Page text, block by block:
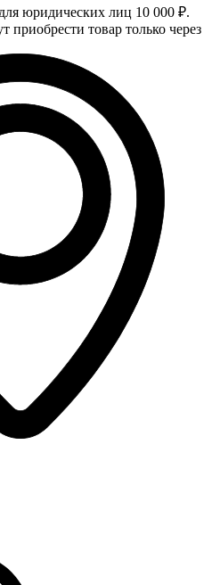
юридических лиц 10 000 ₽.
приобрести товар только через